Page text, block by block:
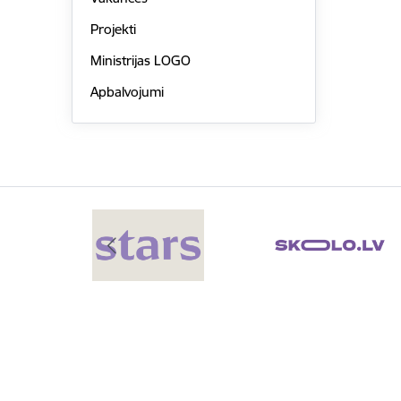
Projekti
Ministrijas LOGO
Apbalvojumi